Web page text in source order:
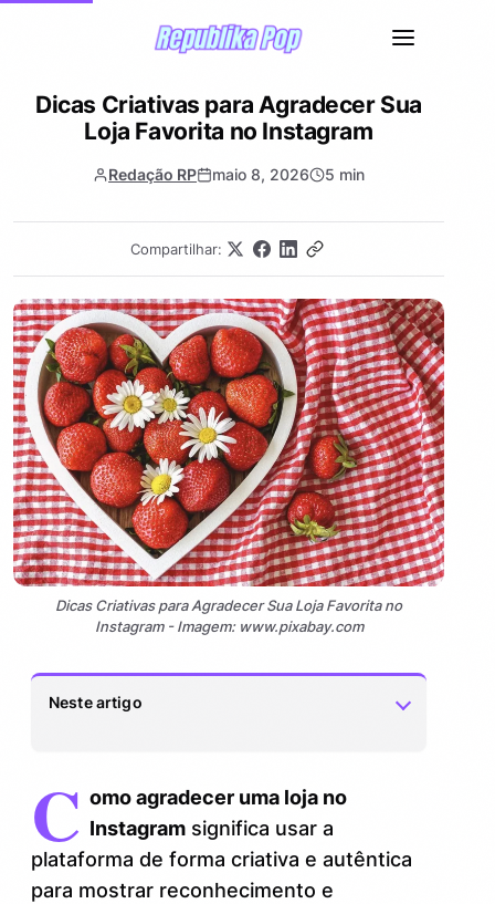
Dicas Criativas para Agradecer Sua
Loja Favorita no Instagram
Redação RP maio 8, 2026 5 min
Compartilhar:
Dicas Criativas para Agradecer Sua Loja Favorita no
Instagram - Imagem: www.pixabay.com
Neste artigo
posts e stories impactantes
2.
Use hashtags estratégicas e marque a
loja para potencializar o alcance
C omo agradecer uma loja no
Instagramsignifica usar a
plataforma de forma criativa e autêntica
para mostrar reconhecimento e